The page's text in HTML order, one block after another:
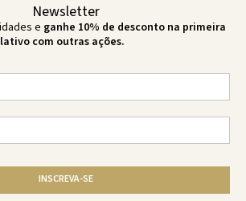
Newsletter
e ganhe 10% de desconto na primeira
com outras ações.
INSCREVA-SE